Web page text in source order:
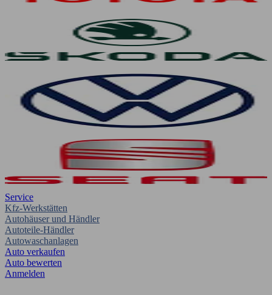
Service
Kfz-Werkstätten
Autohäuser und Händler
Autoteile-Händler
Autowaschanlagen
Auto verkaufen
Auto bewerten
Anmelden